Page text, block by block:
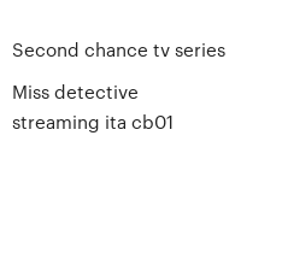
Second chance tv series
Miss detective
streaming ita cb01